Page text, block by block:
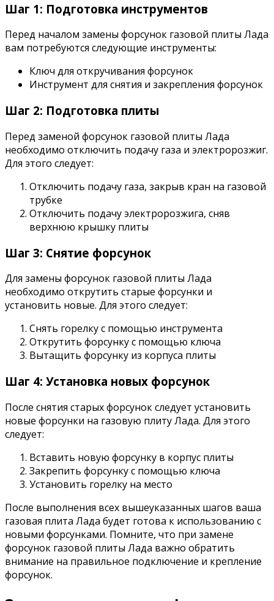
Шаг 1: Подготовка инструментов
Перед началом замены форсунок газовой плиты Лада
вам потребуются следующие инструменты:
Ключ для откручивания форсунок
Инструмент для снятия и закрепления форсунок
Шаг 2: Подготовка плиты
Перед заменой форсунок газовой плиты Лада
необходимо отключить подачу газа и электророзжиг.
Для этого следует:
Отключить подачу газа, закрыв кран на газовой
трубке
Отключить подачу электророзжига, сняв
верхнюю крышку плиты
Шаг 3: Снятие форсунок
Для замены форсунок газовой плиты Лада
необходимо открутить старые форсунки и
установить новые. Для этого следует:
Снять горелку с помощью инструмента
Открутить форсунку с помощью ключа
Вытащить форсунку из корпуса плиты
Шаг 4: Установка новых форсунок
После снятия старых форсунок следует установить
новые форсунки на газовую плиту Лада. Для этого
следует:
Вставить новую форсунку в корпус плиты
Закрепить форсунку с помощью ключа
Установить горелку на место
После выполнения всех вышеуказанных шагов ваша
газовая плита Лада будет готова к использованию с
новыми форсунками. Помните, что при замене
форсунок газовой плиты Лада важно обратить
внимание на правильное подключение и крепление
форсунок.